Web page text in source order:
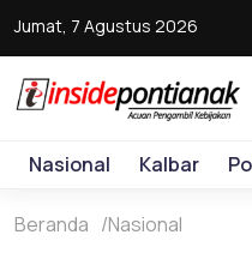
Jumat, 7 Agustus 2026
Nasional Kalbar
Beranda Nasional